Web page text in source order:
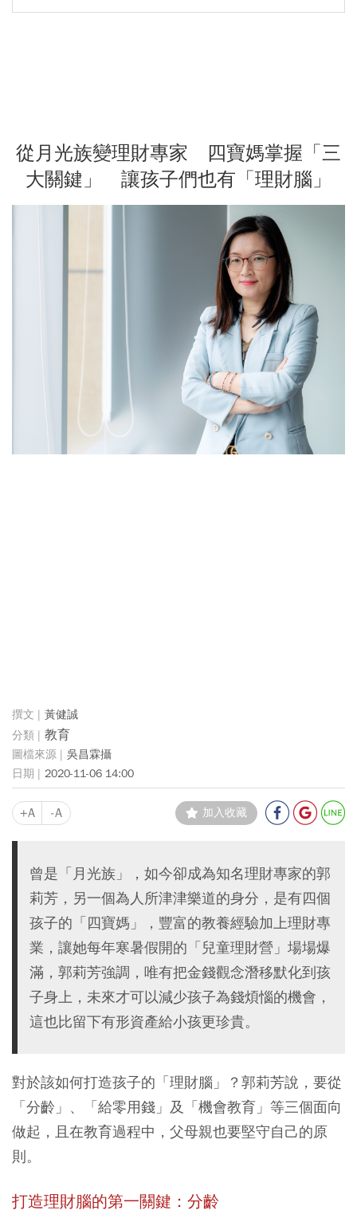
從月光族變理財專家 四寶媽掌握「三
大關鍵」 讓孩子們也有「理財腦」
黃健誠
教育
吳昌霖攝
2020-11-06 14:00
+A -A 加入收藏
曾是「月光族」，如今卻成為知名理財專家的郭
莉芳，另一個為人所津津樂道的身分，是有四個
孩子的「四寶媽」，豐富的教養經驗加上理財專
業，讓她每年寒暑假開的「兒童理財營」場場爆
滿，郭莉芳強調，唯有把金錢觀念潛移默化到孩
子身上，未來才可以減少孩子為錢煩惱的機會，
這也比留下有形資產給小孩更珍貴。
對於該如何打造孩子的「理財腦」？郭莉芳說，要從
「分齡」、「給零用錢」及「機會教育」等三個面向
做起，且在教育過程中，父母親也要堅守自己的原
則。
打造理財腦的第一關鍵：分齡